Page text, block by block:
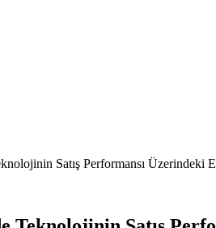
Satış Performansı Üzerindeki